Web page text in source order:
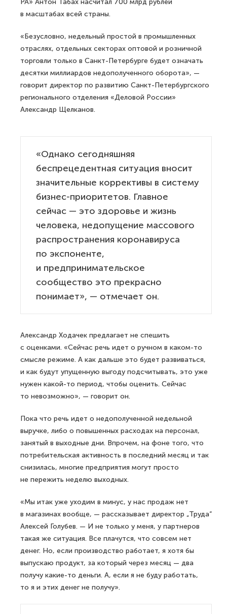
в масштабах всей страны.
«Безусловно, недельный простой в промышленных
отраслях, отдельных секторах оптовой и розничной
торговли только в Санкт-Петербурге будет означать
десятки миллиардов недополученного оборота», —
говорит директор по развитию Санкт-Петербургского
регионального отделения «Деловой России»
Александр Щелканов.
«Однако сегодняшняя
беспрецедентная ситуация вносит
значительные коррективы в систему
бизнес-приоритетов. Главное
сейчас — это здоровье и жизнь
человека, недопущение массового
распространения коронавируса
по экспоненте,
и предпринимательское
сообщество это прекрасно
понимает», — отмечает он.
Александр Ходачек предлагает не спешить
с оценками. «Сейчас речь идет о ручном в каком-то
смысле режиме. А как дальше это будет развиваться,
и как будут упущенную выгоду подсчитывать, это уже
нужен какой-то период, чтобы оценить. Сейчас
то невозможно», — говорит он.
Пока что речь идет о недополученной недельной
выручке, либо о повышенных расходах на персонал,
занятый в выходные дни. Впрочем, на фоне того, что
потребительская активность в последний месяц и так
снизилась, многие предприятия могут просто
не пережить неделю выходных.
«Мы итак уже уходим в минус, у нас продаж нет
в магазинах вообще, — рассказывает директор „Труда“
Алексей Голубев. — И не только у меня, у партнеров
такая же ситуация. Все плачутся, что совсем нет
денег. Но, если производство работает, я хотя бы
выпускаю продукт, за который через месяц — два
получу какие-то деньги. А, если я не буду работать,
то я и этих денег не получу».